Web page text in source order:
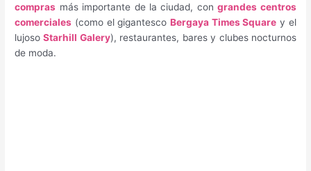
compras más importante de la ciudad, congrandes centros
comerciales (como el gigantesco Bergaya Times Square y el
lujosoStarhill Galery), restaurantes, bares y clubes nocturnos
de moda.